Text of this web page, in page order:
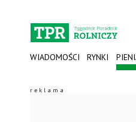
WIADOMOŚCI RYNKI